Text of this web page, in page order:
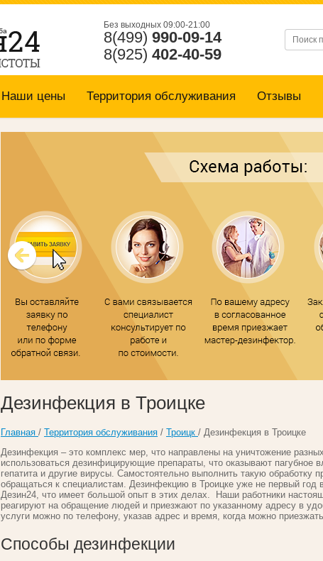
Без выходных 09:00-21:00
8(499) 990-09-14
8(925) 402-40-59
Наши цены Территория обслуживания Отзывы
Дезинфекция в Троицке
Главная / Территория обслуживания / Троицк / Дезинфекция в Троицке
Дезинфекция – это комплекс мер, что направлены на уничтожение
использоваться дезинфицирующие препараты, что оказывают пагубное
гепатита и другие вирусы. Самостоятельно выполнить такую обработку
обращаться к специалистам. Дезинфекцию в Троицке уже не первый год
Дезин24, что имеет большой опыт в этих делах. Наши работники
реагируют на обращение людей и приезжают по указанному адресу в
услуги можно по телефону, указав адрес и время, когда можно приезжать.
Способы дезинфекции